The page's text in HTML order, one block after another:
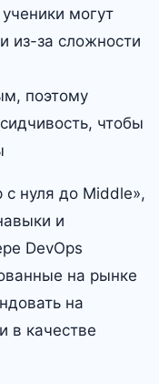
могут
из-за сложности
поэтому
чтобы
нуля до Middle»,
и
DevOps
на рынке
на
в качестве